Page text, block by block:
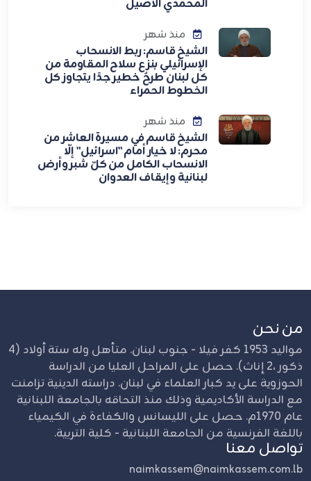
المحمدي الأصيل
منذ شهر
الشيخ قاسم: ربط الانسحاب
الإسرائيلي بنزع سلاح المقاومة من
كل لبنان طرحٌ خطير جدًا يتجاوز كل
الخطوط الحمراء
منذ شهر
الشيخ قاسم في مسيرة العاشر من
محرم: لا خيار أمام "اسرائيل" إلّا
الانسحاب الكامل من كلّ شبر وأرض
لبنانية وإيقاف العدوان
من نحن
مواليد 1953 كفر فيلا - جنوب لبنان. متأهل وله ستة أولاد (4
ذكور ،2 إناث). حصل على المراحل العليا من الدراسة
الحوزوية على يد كبار العلماء في لبنان. دراسته الدينية تزامنت
مع الدراسة الأكاديمية وذلك منذ التحاقه بالجامعة اللبنانية
عام 1970م. حصل على الليسانس والكفاءة في الكيمياء
باللغة الفرنسية من الجامعة اللبنانية - كلية التربية.
تواصل معنا
naimkassem@naimkassem.com.lb